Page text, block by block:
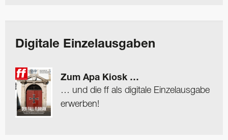
Digitale Einzelausgaben
Zum Apa Kiosk …
… und die ff als digitale Einzelausgabe
erwerben!